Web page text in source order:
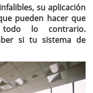
su aplicación
pueden hacer que
todo lo contrario.
si tu sistema de